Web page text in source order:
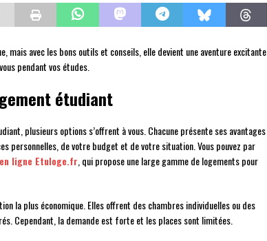
avec les bons outils et conseils, elle devient une aventure excitante.
pendant vos études.
étudiant
plusieurs options s’offrent à vous. Chacune présente ses avantages
personnelles, de votre budget et de votre situation. Vous pouvez par
ligne Etuloge.fr , qui propose une large gamme de logements pour
la plus économique. Elles offrent des chambres individuelles ou des
Cependant, la demande est forte et les places sont limitées.